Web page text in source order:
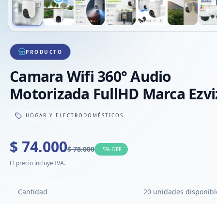
PRODUCTO
Camara Wifi 360° Audio
Motorizada FullHD Marca
HOGAR Y ELECTRODOMÉSTICOS
$ 74.000$ 78.000 -5% OFF
El precio incluye IVA.
Cantidad 20 unidades